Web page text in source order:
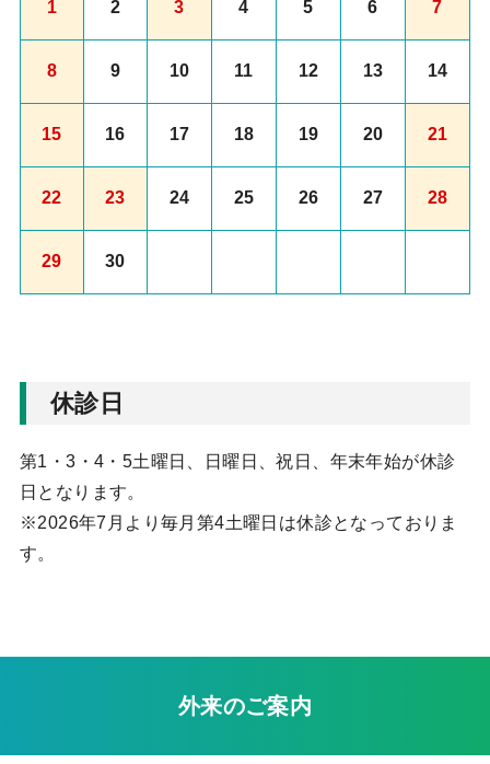
1 2 3 4 5 6 7
8 9 10 11 12 13 14
15 16 17 18 19 20 21
22 23 24 25 26 27 28
29 30
休診日
第1・3・4・5土曜日、日曜日、祝日、年末年始が休診
日となります。
※2026年7月より毎月第4土曜日は休診となっておりま
す。
外来のご案内